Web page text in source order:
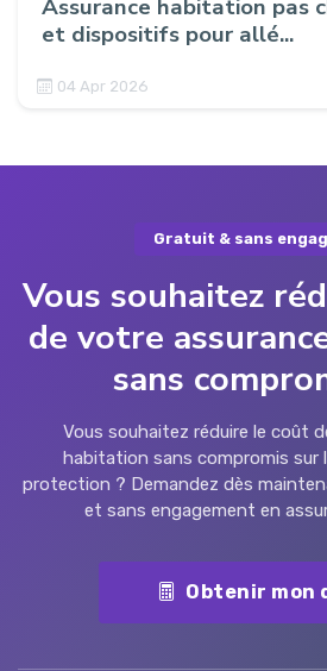
Assurance habitation pas
et dispositifs pour allé...
04 Apr 2026
Gratuit & sans
Vous souhaitez
de votre
sans
Vous souhaitez réduire le coût
habitation sans compromis sur
protection ? Demandez dès
et sans engagement en
Obtenir mon